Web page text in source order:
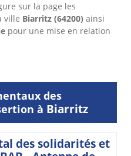
sur la page les
ville Biarritz (64200) ainsi
pour une mise en relation
des
à Biarritz
des solidarités et